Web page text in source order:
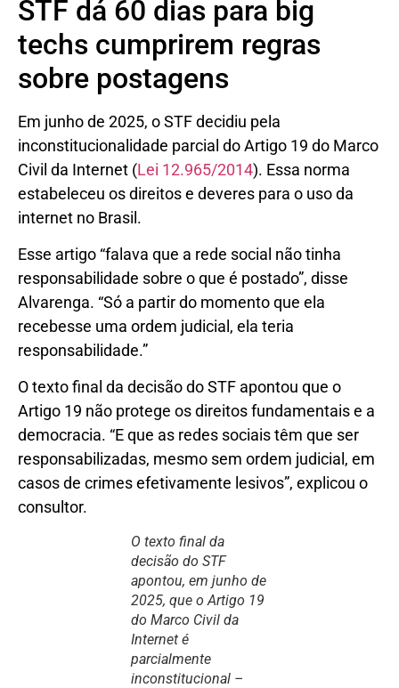
STF dá 60 dias para big
techs cumprirem regras
sobre postagens
Em junho de 2025, o STF decidiu pela
inconstitucionalidade parcial do Artigo 19 do Marco
Civil da Internet (Lei 12.965/2014). Essa norma
estabeleceu os direitos e deveres para o uso da
internet no Brasil.
Esse artigo “falava que a rede social não tinha
responsabilidade sobre o que é postado”, disse
Alvarenga. “Só a partir do momento que ela
recebesse uma ordem judicial, ela teria
responsabilidade.”
O texto final da decisão do STF apontou que o
Artigo 19 não protege os direitos fundamentais e a
democracia. “E que as redes sociais têm que ser
responsabilizadas, mesmo sem ordem judicial, em
casos de crimes efetivamente lesivos”, explicou o
consultor.
O texto final da
decisão do STF
apontou, em junho de
2025, que o Artigo 19
do Marco Civil da
Internet é
parcialmente
inconstitucional –